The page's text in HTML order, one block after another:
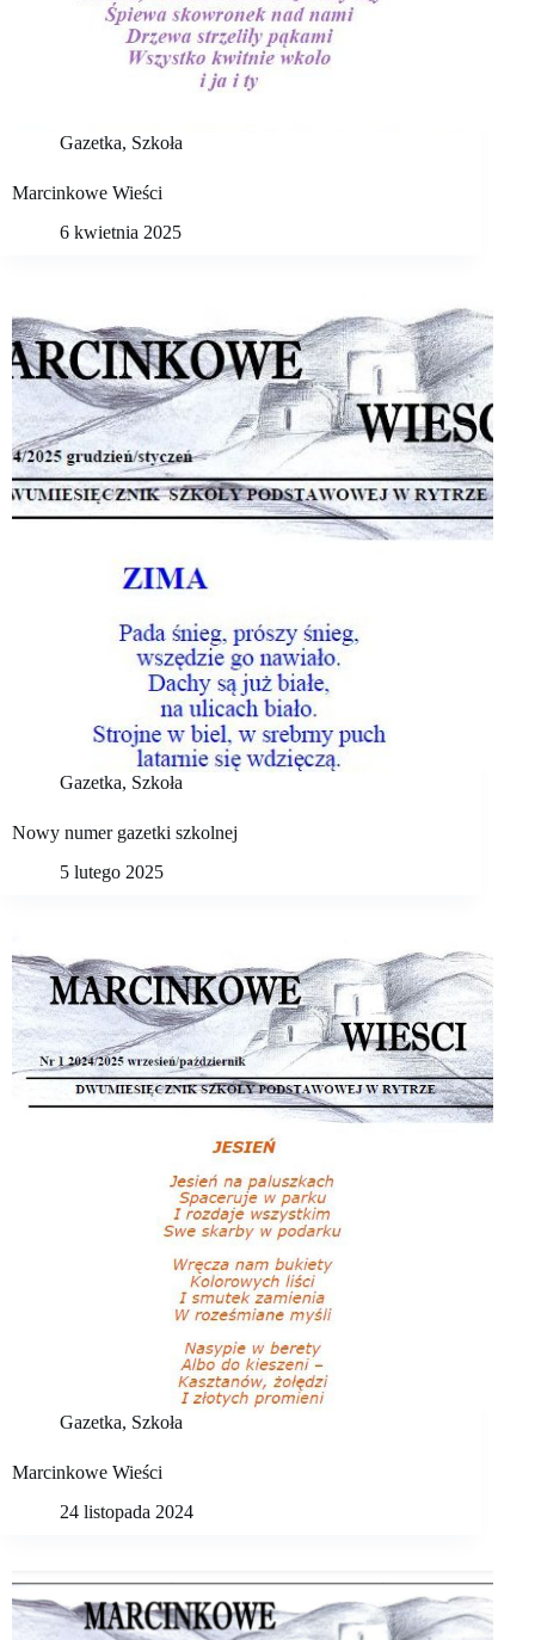
Gazetka, Szkoła
Marcinkowe Wieści
6 kwietnia 2025
Gazetka, Szkoła
Nowy numer gazetki szkolnej
5 lutego 2025
Gazetka, Szkoła
Marcinkowe Wieści
24 listopada 2024